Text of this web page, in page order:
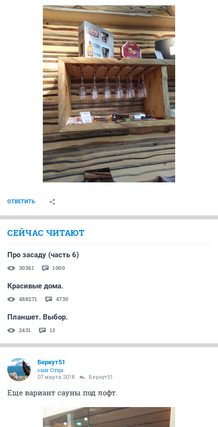
ОТВЕТИТЬ
СЕЙЧАС ЧИТАЮТ
Про засаду (часть 6)
30361 1000
Красивые дома.
488271 4730
Планшет. Выбор.
2431 13
Беркут51
сын Отца
07 марта 2018 Беркут51
Еще вариант сауны под лофт.